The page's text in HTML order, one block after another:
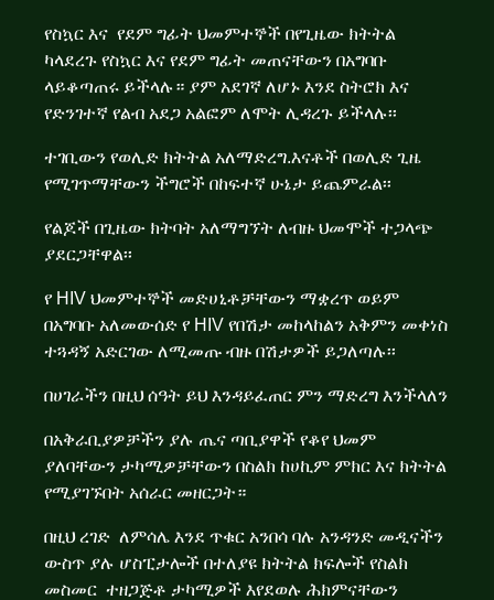
የስኳር እና የደም ግፊት ህመምተኞች በየጊዜው ክትትል
ካላደረጉ የስኳር እና የደም ግፊት መጠናቸውን በአግባቡ
ላይቆጣጠሩ ይችላሉ። ያም አደገኛ ለሆኑ እንደ ስትሮክ እና
የድንገተኛ የልብ አደጋ አልፎም ለሞት ሊዳረጉ ይችላሉ፡፡
ተገቢውን የወሊድ ክትትል አለማድረግ.እናቶች በወሊድ ጊዜ
የሚገጥማቸውን ችግሮች በከፍተኛ ሁኔታ ይጨምራል፡፡
የልጆች በጊዜው ክትባት አለማግኘት ለብዙ ህመሞች ተጋላጭ
ያደርጋቸዋል፡፡
የ HIV ህመምተኞች መድሀኒቶቻቸውን ማቋረጥ ወይም
በአግባቡ አለመውሰድ የ HIV የበሽታ መከላከልን አቅምን መቀነስ
ተጓዳኝ አድርገው ለሚመጡ ብዙ በሽታዎች ይጋለጣሉ፡፡
በሀገራችን በዚህ ሰዓት ይህ እንዳይፈጠር ምን ማድረግ እንችላለን
በአቅራቢያዎቻችን ያሉ ጤና ጣቢያዋች የቆየ ህመም
ያለባቸውን ታካሚዎቻቸውን በስልክ ከሀኪም ምክር እና ክትትል
የሚያገኙበት አሰራር መዘርጋት።
በዚህ ረገድ ለምሳሌ እንደ ጥቁር አንበሳ ባሉ አንዳንድ መዲናችን
ውስጥ ያሉ ሆስፒታሎች በተለያዩ ክትትል ክፍሎች የስልክ
መስመር ተዘጋጅቶ ታካሚዎች እየደወሉ ሕክምናቸውን